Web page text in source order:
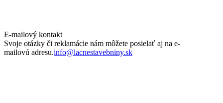
E-mailový kontakt
Svoje otázky či reklamácie nám môžete posielať aj na e-
mailovú adresu.info@lacnestavebniny.sk